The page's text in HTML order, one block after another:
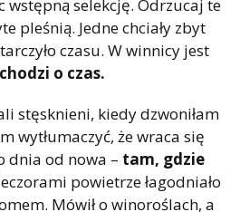
wstępną selekcję. Odrzucaj te
pleśnią. Jedne chciały zbyt
czasu. W winnicy jest
o czas.
stęsknieni, kiedy dzwoniłam
wytłumaczyć, że wraca się
dnia od nowa – tam, gdzie
powietrze łagodniało
Mówił o winoroślach, a